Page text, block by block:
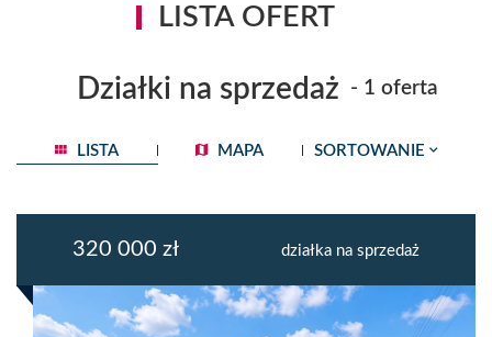
LISTA OFERT
Działki na sprzedaż - 1 oferta
LISTA MAPA SORTOWANIE
320 000 zł działka na sprzedaż